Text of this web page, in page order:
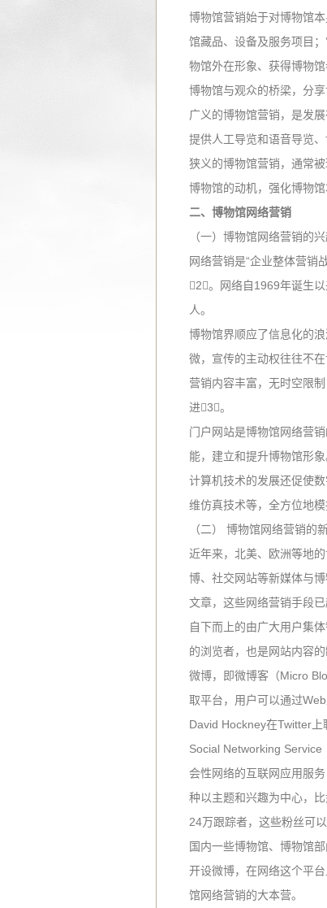
博物馆营销始于对博物馆
馆藏品、设备及服务项目
物馆外在形象、获得博物
博物馆与观众的桥梁，分
广义的博物馆营销，是发
提供人工导览和语音导览
狭义的博物馆营销，通常
博物馆的动机，强化博物
二、博物馆网络营销
（一）博物馆网络营销的
网络营销是“企业整体营销
2。网络自1969年诞生
人。
博物馆界顺应了信息化的
微，宣传的主动权往往不
营销内容丰富，无时空限
进3。
门户网站是博物馆网络营
能，建立和提升博物馆形象
计算机技术的发展还促使
维仿真技术等，全方位地
（二）
博物馆网络营销的
近年来，北美、欧洲等地
博、社交网站等新媒体与
文章，这些网络营销手段
自下而上的由广大用户集
的浏览者，也是网站内容
微博，即微博客（Micro
取平台，用户可以通过
David Hockney在Twitter上
Social Networking Service
会性网络的互联网应用服
种以主题和兴趣为中心，
24万跟踪者，这些粉丝可
国内一些博物馆、博物馆
开设微博，在网络这个平
馆网络营销的大本营。